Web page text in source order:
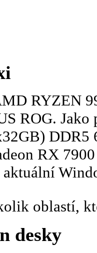
RYZEN
ROG.
RX
aktuální
oblastí,
desky